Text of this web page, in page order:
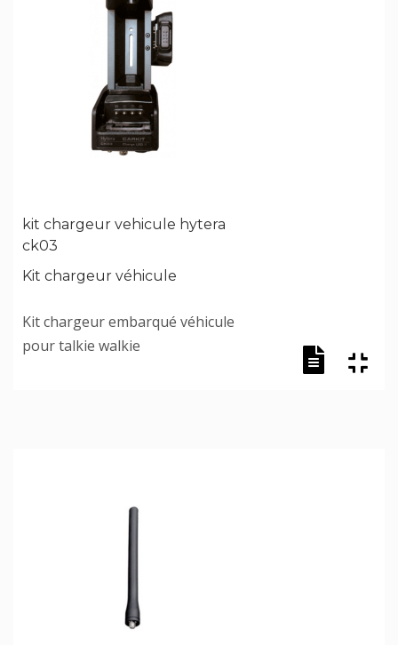
kit chargeur vehicule hytera
ck03
Kit chargeur véhicule
Kit chargeur embarqué véhicule
pour talkie walkie